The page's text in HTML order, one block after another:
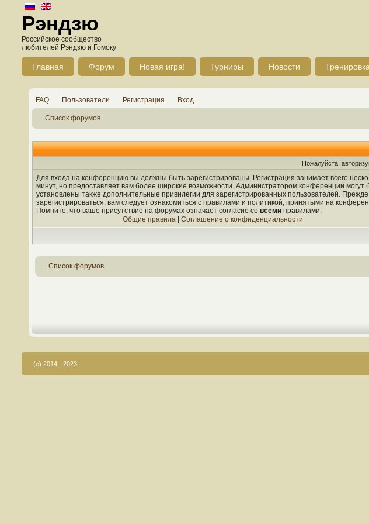
Рэндзю
Российское сообщество
любителей Рэндзю и Гомоку
Главная Форум Новая игра! Турниры Новости Тренировка
FAQ Пользователи Регистрация Вход
Список форумов
Пожалуйста,
Для входа на конференцию вы должны быть зарегистрированы. Регистрация занимает всего
минут, но предоставляет вам более широкие возможности. Администратором конференции могут
установлены также дополнительные привилегии для зарегистрированных пользователей.
зарегистрироваться, вам следует ознакомиться с правилами и политикой, принятыми на
Помните, что ваше присутствие на форумах означает согласие со всеми правилами.
Общие правила| Соглашение о конфиденциальности
Список форумов
(c) 2014 - 2023